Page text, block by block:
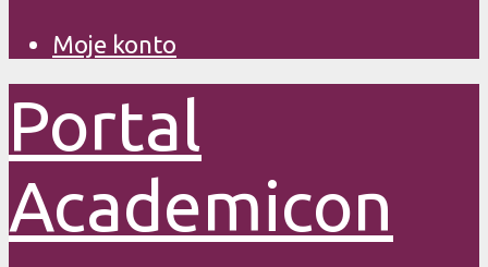
Moje konto
Portal
Academicon